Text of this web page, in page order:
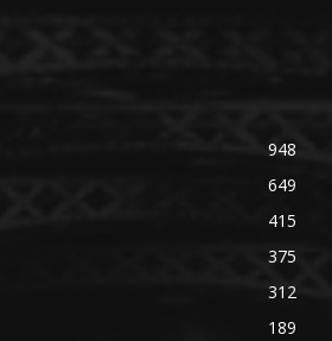
948
649
415
375
312
189